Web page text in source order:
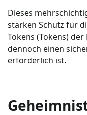
Dieses
starken Schutz für
Tokens (Tokens)
dennoch einen
erforderlich ist.